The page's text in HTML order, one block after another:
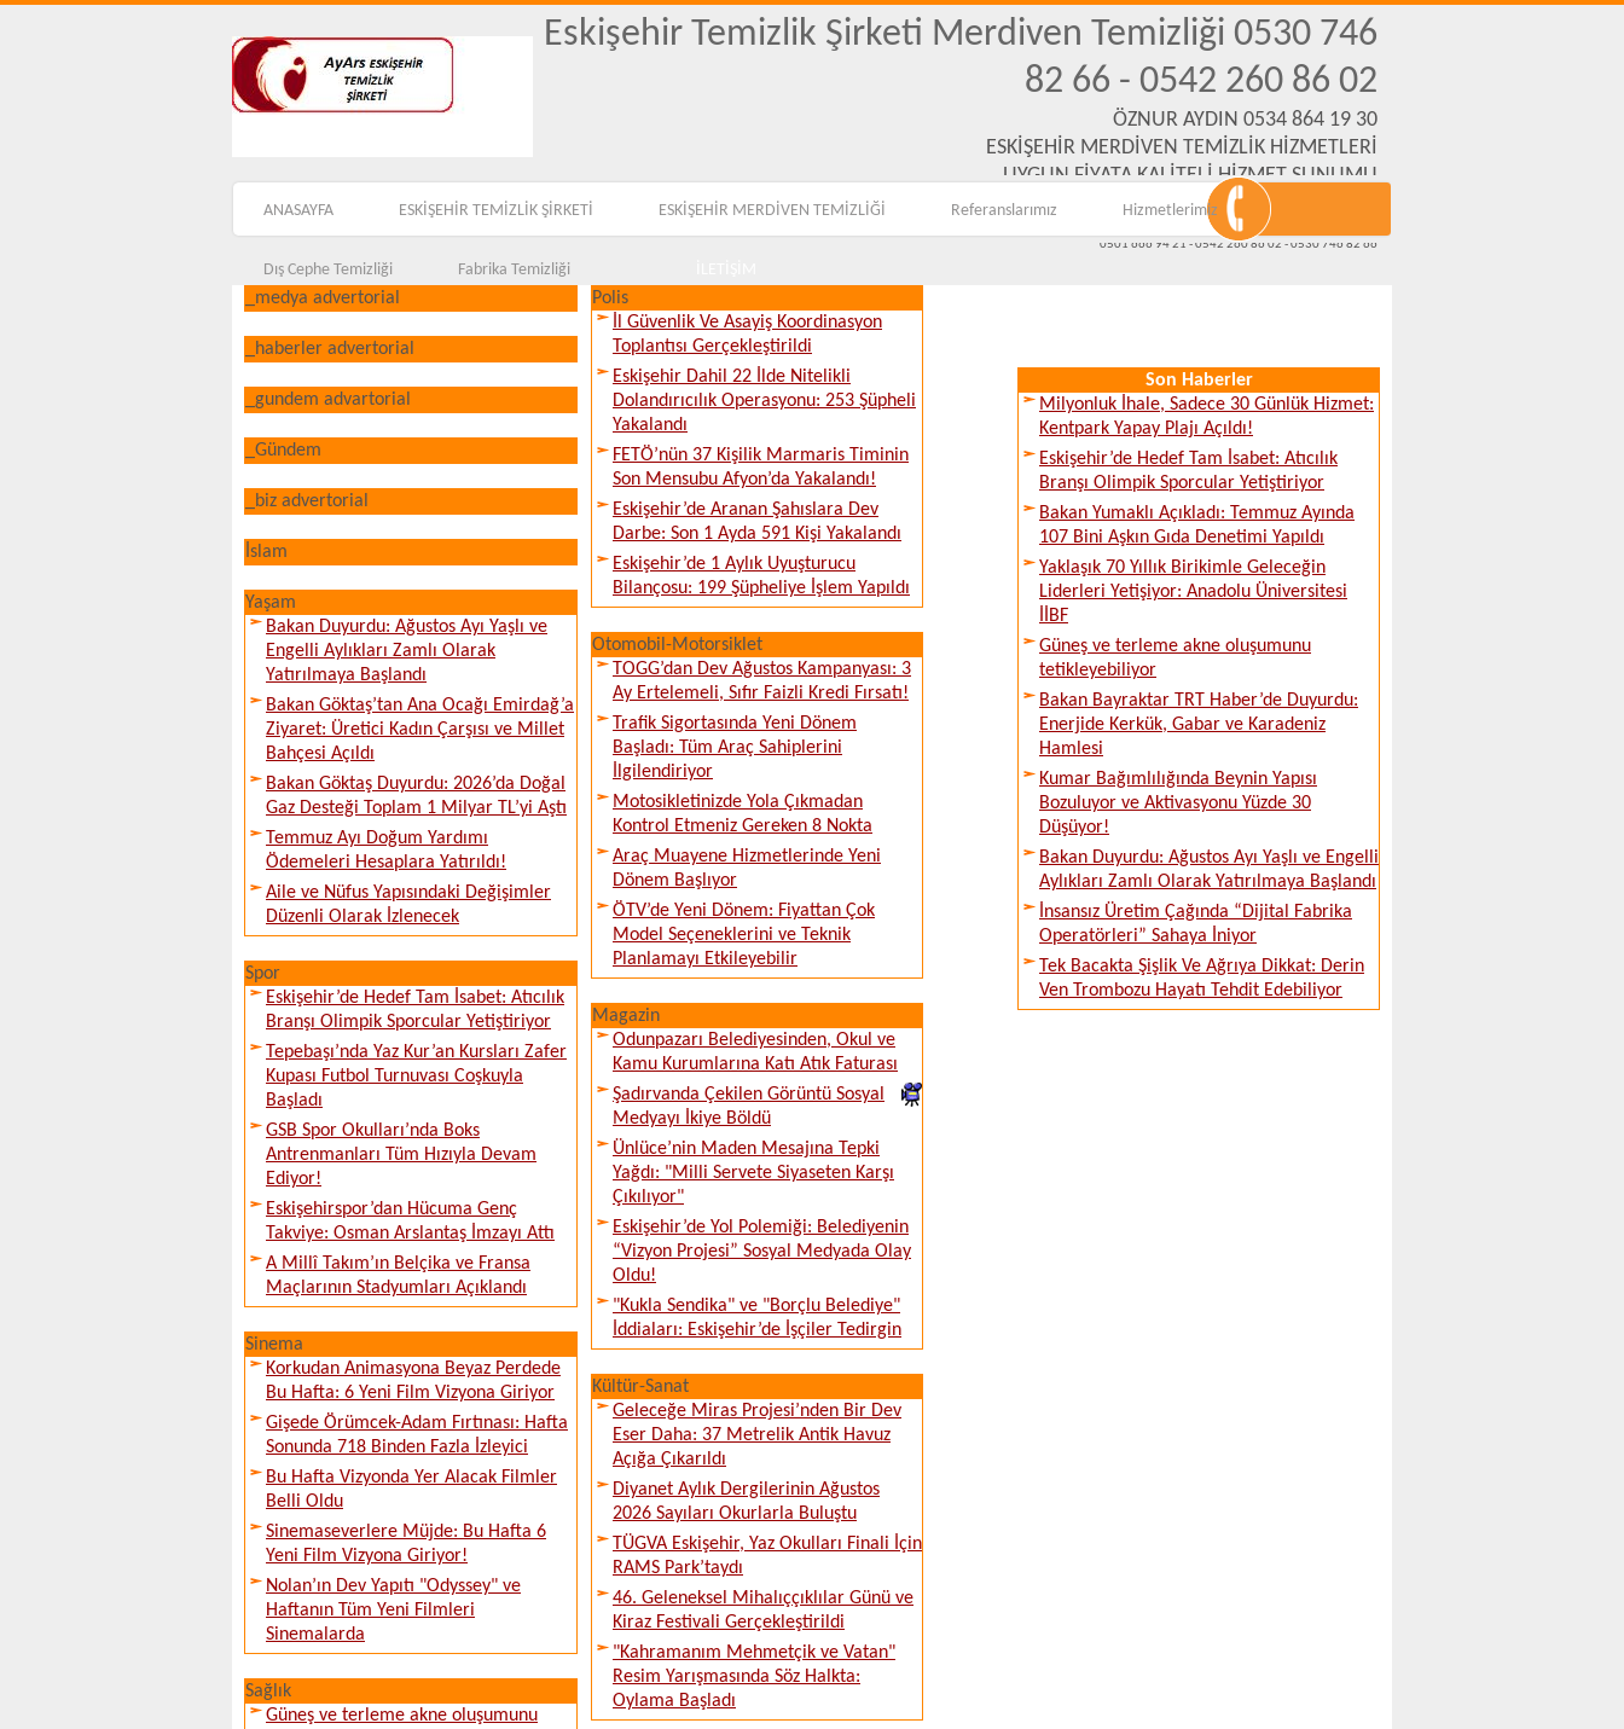
Eskişehir Temizlik Şirketi Merdiven Temizliği 0530 746
82 66 - 0542 260 86 02
ÖZNUR AYDIN 0534 864 19 30
ESKİŞEHİR MERDİVEN TEMİZLİK HİZMETLERİ
UYGUN FİYATA KALİTELİ HİZMET SUNUMU
Emek Mh. Yanartaş Sk. No:31 Eskişehir
www.eskisehirmerdiventemizliksirketi.com
0501 666 94 21 - 0542 260 86 02 - 0530 746 82 66
ANASAYFA ESKİŞEHİR TEMİZLİK ŞİRKETİ ESKİŞEHİR MERDİVEN TEMİZLİĞİ Referanslarımız Hizmetlerimiz
Dış Cephe Temizliği Fabrika Temizliği
_medya advertorial
_haberler advertorial
_gundem advartorial
_Gündem
_biz advertorial
İslam
Yaşam
Bakan Duyurdu: Ağustos Ayı Yaşlı ve
Engelli Aylıkları Zamlı Olarak
Yatırılmaya Başlandı
Bakan Göktaş’tan Ana Ocağı Emirdağ’a
Ziyaret: Üretici Kadın Çarşısı ve Millet
Bahçesi Açıldı
Bakan Göktaş Duyurdu: 2026’da Doğal
Gaz Desteği Toplam 1 Milyar TL’yi Aştı
Temmuz Ayı Doğum Yardımı
Ödemeleri Hesaplara Yatırıldı!
Aile ve Nüfus Yapısındaki Değişimler
Düzenli Olarak İzlenecek
Spor
Eskişehir’de Hedef Tam İsabet: Atıcılık
Branşı Olimpik Sporcular Yetiştiriyor
Tepebaşı’nda Yaz Kur’an Kursları Zafer
Kupası Futbol Turnuvası Coşkuyla
Başladı
GSB Spor Okulları’nda Boks
Antrenmanları Tüm Hızıyla Devam
Ediyor!
Eskişehirspor’dan Hücuma Genç
Takviye: Osman Arslantaş İmzayı Attı
A Millî Takım’ın Belçika ve Fransa
Maçlarının Stadyumları Açıklandı
Sinema
Korkudan Animasyona Beyaz Perdede
Bu Hafta: 6 Yeni Film Vizyona Giriyor
Gişede Örümcek-Adam Fırtınası: Hafta
Sonunda 718 Binden Fazla İzleyici
Bu Hafta Vizyonda Yer Alacak Filmler
Belli Oldu
Sinemaseverlere Müjde: Bu Hafta 6
Yeni Film Vizyona Giriyor!
Nolan’ın Dev Yapıtı "Odyssey" ve
Haftanın Tüm Yeni Filmleri
Sinemalarda
Sağlık
Güneş ve terleme akne oluşumunu
Polis
İl Güvenlik Ve Asayiş Koordinasyon
Toplantısı Gerçekleştirildi
Eskişehir Dahil 22 İlde Nitelikli
Dolandırıcılık Operasyonu: 253 Şüpheli
Yakalandı
FETÖ’nün 37 Kişilik Marmaris Timinin
Son Mensubu Afyon’da Yakalandı!
Eskişehir’de Aranan Şahıslara Dev
Darbe: Son 1 Ayda 591 Kişi Yakalandı
Eskişehir’de 1 Aylık Uyuşturucu
Bilançosu: 199 Şüpheliye İşlem Yapıldı
Otomobil-Motorsiklet
TOGG’dan Dev Ağustos Kampanyası: 3
Ay Ertelemeli, Sıfır Faizli Kredi Fırsatı!
Trafik Sigortasında Yeni Dönem
Başladı: Tüm Araç Sahiplerini
İlgilendiriyor
Motosikletinizde Yola Çıkmadan
Kontrol Etmeniz Gereken 8 Nokta
Araç Muayene Hizmetlerinde Yeni
Dönem Başlıyor
ÖTV’de Yeni Dönem: Fiyattan Çok
Model Seçeneklerini ve Teknik
Planlamayı Etkileyebilir
Magazin
Odunpazarı Belediyesinden, Okul ve
Kamu Kurumlarına Katı Atık Faturası
Şadırvanda Çekilen Görüntü Sosyal
Medyayı İkiye Böldü
Ünlüce’nin Maden Mesajına Tepki
Yağdı: "Milli Servete Siyaseten Karşı
Çıkılıyor"
Eskişehir’de Yol Polemiği: Belediyenin
“Vizyon Projesi” Sosyal Medyada Olay
Oldu!
"Kukla Sendika" ve "Borçlu Belediye"
İddiaları: Eskişehir’de İşçiler Tedirgin
Kültür-Sanat
Geleceğe Miras Projesi’nden Bir Dev
Eser Daha: 37 Metrelik Antik Havuz
Açığa Çıkarıldı
Diyanet Aylık Dergilerinin Ağustos
2026 Sayıları Okurlarla Buluştu
TÜGVA Eskişehir, Yaz Okulları Finali İçin
RAMS Park’taydı
46. Geleneksel Mihalıççıklılar Günü ve
Kiraz Festivali Gerçekleştirildi
"Kahramanım Mehmetçik ve Vatan"
Resim Yarışmasında Söz Halkta:
Oylama Başladı
Son Haberler
Milyonluk İhale, Sadece 30 Günlük Hizmet:
Kentpark Yapay Plajı Açıldı!
Eskişehir’de Hedef Tam İsabet: Atıcılık
Branşı Olimpik Sporcular Yetiştiriyor
Bakan Yumaklı Açıkladı: Temmuz Ayında
107 Bini Aşkın Gıda Denetimi Yapıldı
Yaklaşık 70 Yıllık Birikimle Geleceğin
Liderleri Yetişiyor: Anadolu Üniversitesi
İİBF
Güneş ve terleme akne oluşumunu
tetikleyebiliyor
Bakan Bayraktar TRT Haber’de Duyurdu:
Enerjide Kerkük, Gabar ve Karadeniz
Hamlesi
Kumar Bağımlılığında Beynin Yapısı
Bozuluyor ve Aktivasyonu Yüzde 30
Düşüyor!
Bakan Duyurdu: Ağustos Ayı Yaşlı ve Engelli
Aylıkları Zamlı Olarak Yatırılmaya Başlandı
İnsansız Üretim Çağında “Dijital Fabrika
Operatörleri” Sahaya İniyor
Tek Bacakta Şişlik Ve Ağrıya Dikkat: Derin
Ven Trombozu Hayatı Tehdit Edebiliyor